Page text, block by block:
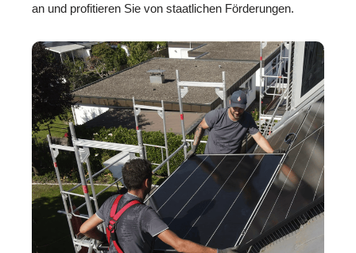
an und profitieren Sie von staatlichen Förderungen.